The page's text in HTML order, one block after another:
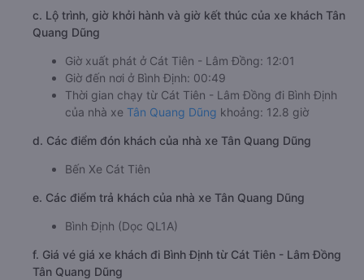
c. Lộ trình, giờ khởi hành và giờ kết thúc của xe khách Tân
Quang Dũng
Giờ xuất phát ở Cát Tiên - Lâm Đồng: 12:01
Giờ đến nơi ở Bình Định: 00:49
Thời gian chạy từ Cát Tiên - Lâm Đồng đi Bình Định
của nhà xe Tân Quang Dũng khoảng: 12.8 giờ
d. Các điểm đón khách của nhà xe Tân Quang Dũng
Bến Xe Cát Tiên
e. Các điểm trả khách của nhà xe Tân Quang Dũng
Bình Định (Dọc QL1A)
f. Giá vé giá xe khách đi Bình Định từ Cát Tiên - Lâm Đồng
Tân Quang Dũng